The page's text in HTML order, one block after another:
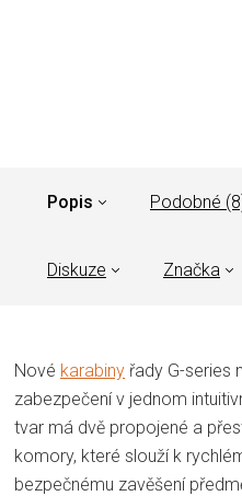
Popis Podobné
Diskuze Značka
Nové karabiny řady G-series
zabezpečení v jednom
tvar má dvě propojené a
komory, které slouží k
bezpečnému zavěšení